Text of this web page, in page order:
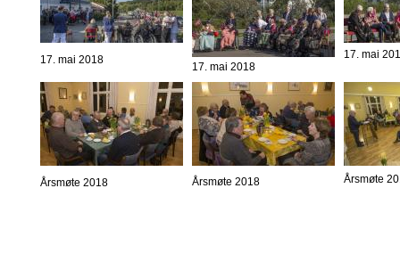
17. mai 2018
17. mai 2018
17. mai
Årsmøte 2018 Årsmøte 2018 Årsmøte